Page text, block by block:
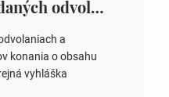
Oznámenie o podaných odvolaniach a upovedomenie účastníkov konania o obsahu podaných odvolani – Verejná vyhláška
a
konania o obsahu
vyhláška